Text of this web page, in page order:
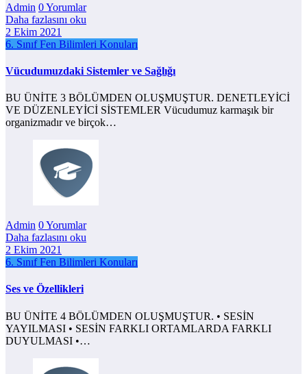
Admin 0 Yorumlar
Daha fazlasını oku
2 Ekim 2021
6. Sınıf Fen Bilimleri Konuları
Vücudumuzdaki Sistemler ve Sağlığı
BU ÜNİTE 3 BÖLÜMDEN OLUŞMUŞTUR. DENETLEYİCİ
VE DÜZENLEYİCİ SİSTEMLER Vücudumuz karmaşık bir
organizmadır ve birçok…
Admin 0 Yorumlar
Daha fazlasını oku
2 Ekim 2021
6. Sınıf Fen Bilimleri Konuları
Ses ve Özellikleri
BU ÜNİTE 4 BÖLÜMDEN OLUŞMUŞTUR. • SESİN
YAYILMASI • SESİN FARKLI ORTAMLARDA FARKLI
DUYULMASI •…